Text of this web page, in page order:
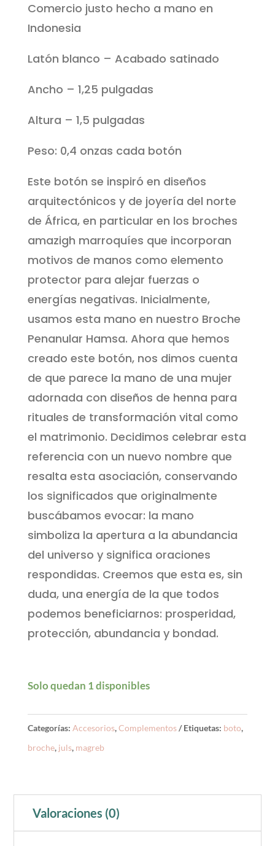
Comercio justo hecho a mano en
Indonesia
Latón blanco – Acabado satinado
Ancho – 1,25 pulgadas
Altura – 1,5 pulgadas
Peso: 0,4 onzas cada botón
Este botón se inspiró en diseños
arquitectónicos y de joyería del norte
de África, en particular en los broches
amazigh marroquíes que incorporan
motivos de manos como elemento
protector para alejar fuerzas o
energías negativas. Inicialmente,
usamos esta mano en nuestro Broche
Penanular Hamsa. Ahora que hemos
creado este botón, nos dimos cuenta
de que parece la mano de una mujer
adornada con diseños de henna para
rituales de transformación vital como
el matrimonio. Decidimos celebrar esta
referencia con un nuevo nombre que
resalta esta asociación, conservando
los significados que originalmente
buscábamos evocar: la mano
simboliza la apertura a la abundancia
del universo y significa oraciones
respondidas. Creemos que esta es, sin
duda, una energía de la que todos
podemos beneficiarnos: prosperidad,
protección, abundancia y bondad.
Solo quedan 1 disponibles
Categorías: Accesorios,Complementos Etiquetas: boto,
broche, juls, magreb
Valoraciones (0)